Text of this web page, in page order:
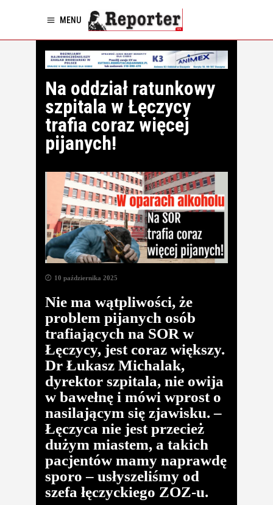
MENU
Na oddział ratunkowy
szpitala w Łęczycy
trafia coraz więcej
pijanych!
10 października 2025
Nie ma wątpliwości, że
problem pijanych osób
trafiających na SOR w
Łęczycy, jest coraz większy.
Dr Łukasz Michalak,
dyrektor szpitala, nie owija
w bawełnę i mówi wprost o
nasilającym się zjawisku. –
Łęczyca nie jest przecież
dużym miastem, a takich
pacjentów mamy naprawdę
sporo – usłyszeliśmy od
szefa łęczyckiego ZOZ-u.